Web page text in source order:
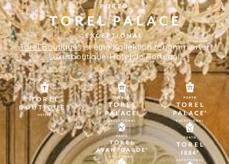
Torel Boutiquesist eine Kollektion renommierter
Luxusboutique-Hotels in Portugal.